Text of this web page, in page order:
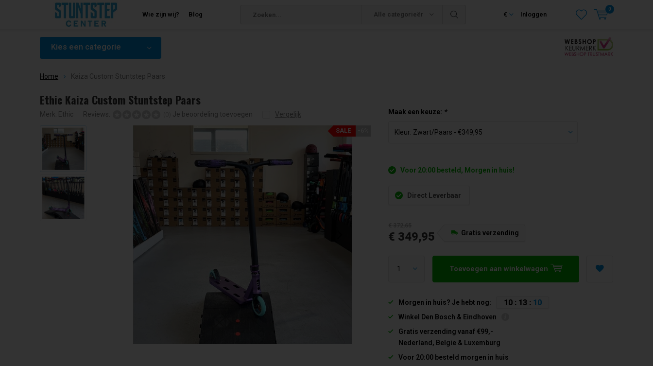
Wie zijn wij? Blog Alle categorieën € Inloggen
0
Kies een categorie
Home Kaiza Custom Stuntstep Paars
Ethic Kaiza Custom Stuntstep Paars
Merk: Ethic Reviews: Je beoordeling toevoegen Vergelijk
SALE
Maak een keuze: *
Voor 20:00 besteld, Morgen in huis!
Direct Leverbaar
€ 349,95 Gratis verzending
Toevoegen aan winkelwagen
Morgen in huis? Je hebt nog: 1 0: 1 3 : 1 0
Winkel Den Bosch & Eindhoven
Gratis verzending vanaf €99,-
Nederland, Belgie & Luxemburg
Voor 20:00 besteld morgen in huis